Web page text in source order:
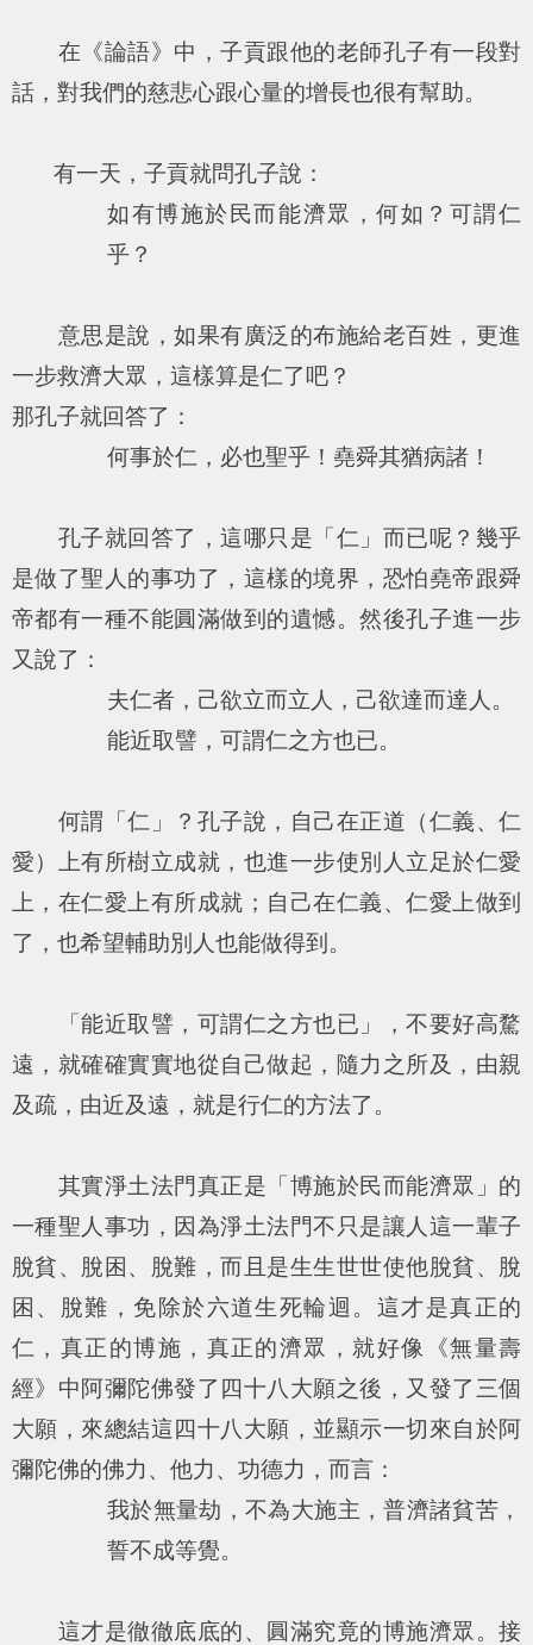
在《論語》中，子貢跟他的老師孔子有一段對
話，對我們的慈悲心跟心量的增長也很有幫助。
有一天，子貢就問孔子說：
如有博施於民而能濟眾，何如？可謂仁
乎？
意思是說，如果有廣泛的布施給老百姓，更進
一步救濟大眾，這樣算是仁了吧？
那孔子就回答了：
何事於仁，必也聖乎！堯舜其猶病諸！
孔子就回答了，這哪只是「仁」而已呢？幾乎
是做了聖人的事功了，這樣的境界，恐怕堯帝跟舜
帝都有一種不能圓滿做到的遺憾。然後孔子進一步
又說了：
夫仁者，己欲立而立人，己欲達而達人。
能近取譬，可謂仁之方也已。
何謂「仁」？孔子說，自己在正道（仁義、仁
愛）上有所樹立成就，也進一步使別人立足於仁愛
上，在仁愛上有所成就；自己在仁義、仁愛上做到
了，也希望輔助別人也能做得到。
「能近取譬，可謂仁之方也已」，不要好高騖
遠，就確確實實地從自己做起，隨力之所及，由親
及疏，由近及遠，就是行仁的方法了。
其實淨土法門真正是「博施於民而能濟眾」的
一種聖人事功，因為淨土法門不只是讓人這一輩子
脫貧、脫困、脫難，而且是生生世世使他脫貧、脫
困、脫難，免除於六道生死輪迴。這才是真正的
仁，真正的博施，真正的濟眾，就好像《無量壽
經》中阿彌陀佛發了四十八大願之後，又發了三個
大願，來總結這四十八大願，並顯示一切來自於阿
彌陀佛的佛力、他力、功德力，而言：
我於無量劫，不為大施主，普濟諸貧苦，
誓不成等覺。
這才是徹徹底底的、圓滿究竟的博施濟眾。接